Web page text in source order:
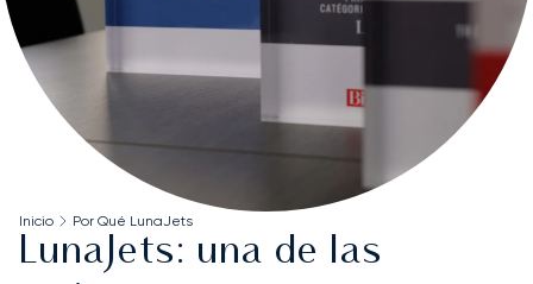
Inicio Por Qué LunaJets
LunaJets: una de las